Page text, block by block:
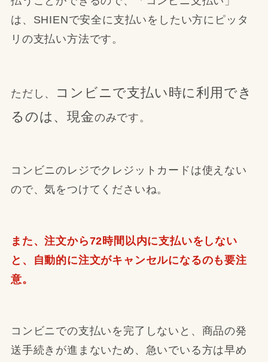
は、SHIENで安全に支払いをしたい方にピッタ
リの支払い方法です。
ただし、
コンビニで支払い時に利用でき
るのは、現金のみです。
コンビニのレジでクレジットカードは使えない
ので、気をつけてくださいね。
また、注文から72時間以内に支払いをしない
と、自動的に注文がキャンセルになるのも要注
意。
コンビニでの支払いを完了しないと、商品の発
送手続きが進まないため、急いでいる方は早め